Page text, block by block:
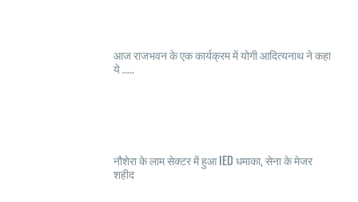
आज राजभवन के एक कार्यक्रम में योगी आदित्यनाथ ने कहा
ये .....
नौशेरा के लाम सेक्टर में हुआ IED धमाका, सेना के मेजर
शहीद